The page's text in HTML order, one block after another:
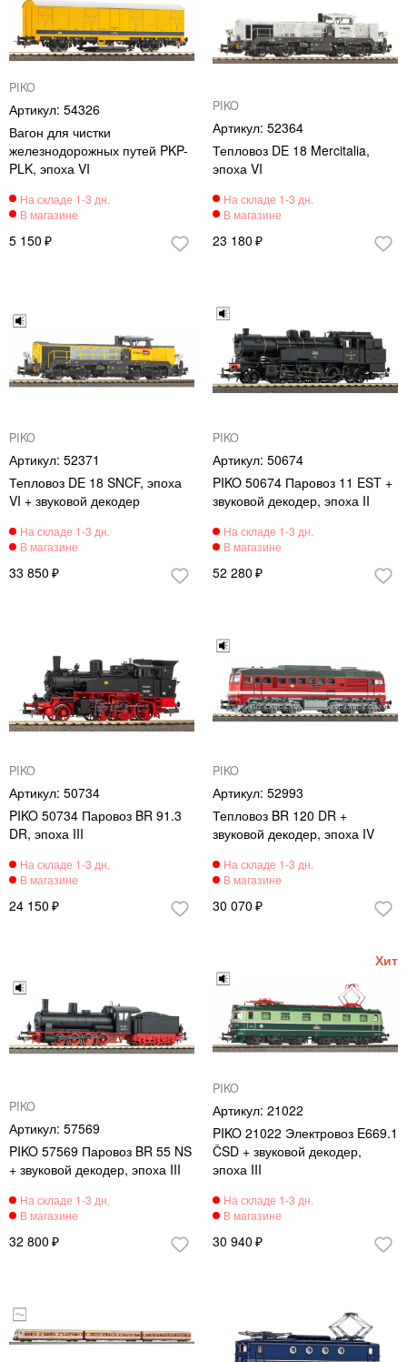
PIKO
54326
Вагон для чистки
железнодорожных путей PKP-
PLK, эпоха VI
5 150
PIKO
52364
Тепловоз DE 18 Mercitalia,
эпоха VI
23 180
PIKO
52371
Тепловоз DE 18 SNCF, эпоха
VI + звуковой декодер
33 850
PIKO
50674
PIKO 50674 Паровоз 11 EST +
звуковой декодер, эпоха II
52 280
PIKO
50734
PIKO 50734 Паровоз BR 91.3
DR, эпоха III
24 150
PIKO
52993
Тепловоз BR 120 DR +
звуковой декодер, эпоха IV
30 070
PIKO
57569
PIKO 57569 Паровоз BR 55 NS
+ звуковой декодер, эпоха III
32 800
PIKO
21022
PIKO 21022 Электровоз E669.1
ČSD + звуковой декодер,
эпоха III
30 940